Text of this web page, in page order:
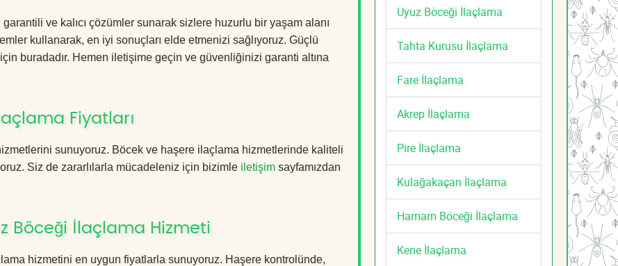
ve kalıcı çözümler sunarak sizlere huzurlu bir yaşam alanı
kullanarak, en iyi sonuçları elde etmenizi sağlıyoruz. Güçlü
buradadır. Hemen iletişime geçin ve güvenliğinizi garanti altına
Fiyatları
sunuyoruz. Böcek ve haşere ilaçlama hizmetlerinde kaliteli
Siz de zararlılarla mücadeleniz için bizimle iletişim sayfamızdan
Böceği İlaçlama Hizmeti
hizmetini en uygun fiyatlarla sunuyoruz. Haşere kontrolünde,
Uyuz Böceği İlaçlama
Tahta Kurusu İlaçlama
Fare İlaçlama
Akrep İlaçlama
Pire İlaçlama
Kulağakaçan İlaçlama
Hamam Böceği İlaçlama
Kene İlaçlama